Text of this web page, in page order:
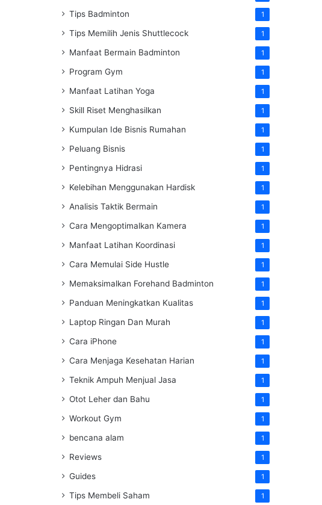
Tips Badminton 1
Tips Memilih Jenis Shuttlecock 1
Manfaat Bermain Badminton 1
Program Gym 1
Manfaat Latihan Yoga 1
Skill Riset Menghasilkan 1
Kumpulan Ide Bisnis Rumahan 1
Peluang Bisnis 1
Pentingnya Hidrasi 1
Kelebihan Menggunakan Hardisk 1
Analisis Taktik Bermain 1
Cara Mengoptimalkan Kamera 1
Manfaat Latihan Koordinasi 1
Cara Memulai Side Hustle 1
Memaksimalkan Forehand Badminton 1
Panduan Meningkatkan Kualitas 1
Laptop Ringan Dan Murah 1
Cara iPhone 1
Cara Menjaga Kesehatan Harian 1
Teknik Ampuh Menjual Jasa 1
Otot Leher dan Bahu 1
Workout Gym 1
bencana alam 1
Reviews 1
Guides 1
Tips Membeli Saham 1